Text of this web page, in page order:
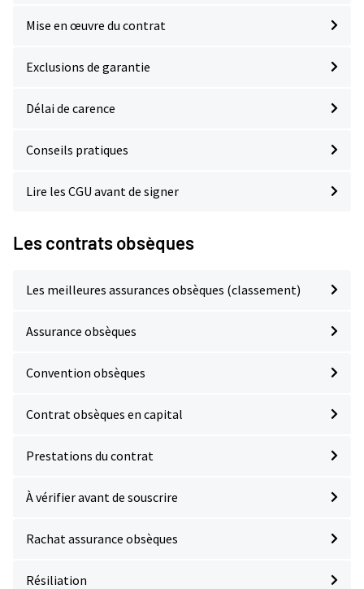
Mise en œuvre du contrat
Exclusions de garantie
Délai de carence
Conseils pratiques
Lire les CGU avant de signer
Les contrats obsèques
Les meilleures assurances obsèques (classement)
Assurance obsèques
Convention obsèques
Contrat obsèques en capital
Prestations du contrat
À vérifier avant de souscrire
Rachat assurance obsèques
Résiliation